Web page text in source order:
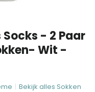
- 2 Paar
Wit -
Bekijk alles Sokken